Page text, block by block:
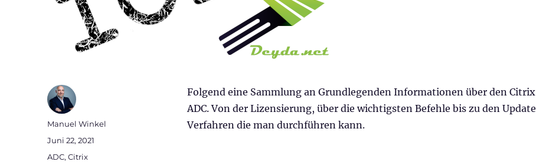
Folgend eine Sammlung an Grundlegenden Informationen über den Citrix
ADC. Von der Lizensierung, über die wichtigsten Befehle bis zu den Update
Verfahren die man durchführen kann.
Autor
Manuel Winkel
Veröffentlicht
Juni 22, 2021
Kategorien
ADC,Citrix